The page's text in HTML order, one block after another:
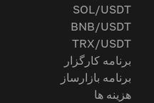
SOL/USDT
BNB/USDT
TRX/USDT
برنامه کارگزار
برنامه بازارساز
هزینه ها